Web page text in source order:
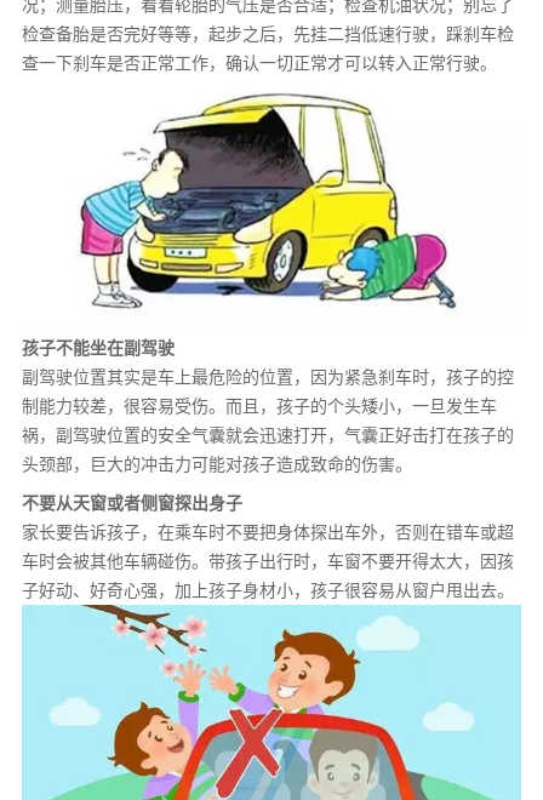
况；测量胎压，看看轮胎的气压是否合适；检查机油状况；别忘了
检查备胎是否完好等等，起步之后，先挂二挡低速行驶，踩刹车检
查一下刹车是否正常工作，确认一切正常才可以转入正常行驶。
孩子不能坐在副驾驶
副驾驶位置其实是车上最危险的位置，因为紧急刹车时，孩子的控
制能力较差，很容易受伤。而且，孩子的个头矮小，一旦发生车
祸，副驾驶位置的安全气囊就会迅速打开，气囊正好击打在孩子的
头颈部，巨大的冲击力可能对孩子造成致命的伤害。
不要从天窗或者侧窗探出身子
家长要告诉孩子，在乘车时不要把身体探出车外，否则在错车或超
车时会被其他车辆碰伤。带孩子出行时，车窗不要开得太大，因孩
子好动、好奇心强，加上孩子身材小，孩子很容易从窗户甩出去。